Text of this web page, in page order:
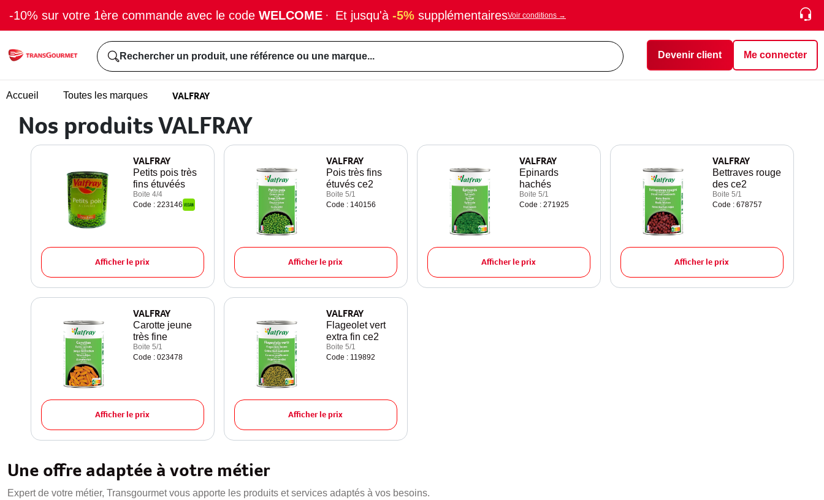
-10% sur votre 1ère commande avec le code WELCOME · Et jusqu'à -5% supplémentairesVoir conditions →
Rechercher un produit, une référence ou une marque... Devenir client Me connecter
Accueil Toutes les marques VALFRAY
Nos produits VALFRAY
VALFRAY
Petits pois très
fins étuvéés
Boite 4/4
Code : 223146
Afficher le prix
VALFRAY
Pois très fins
étuvés ce2
Boite 5/1
Code : 140156
Afficher le prix
VALFRAY
Epinards
hachés
Boite 5/1
Code : 271925
Afficher le prix
VALFRAY
Bettraves rouge
des ce2
Boite 5/1
Code : 678757
Afficher le prix
VALFRAY
Carotte jeune
très fine
Boite 5/1
Code : 023478
Afficher le prix
VALFRAY
Flageolet vert
extra fin ce2
Boite 5/1
Code : 119892
Afficher le prix
Une offre adaptée à votre métier
Expert de votre métier, Transgourmet vous apporte les produits et services adaptés à vos besoins.